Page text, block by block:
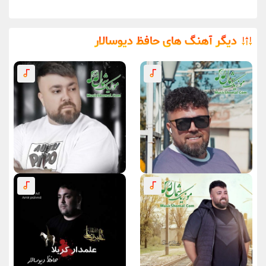
دیگر آهنگ های حافظ دیوسالار